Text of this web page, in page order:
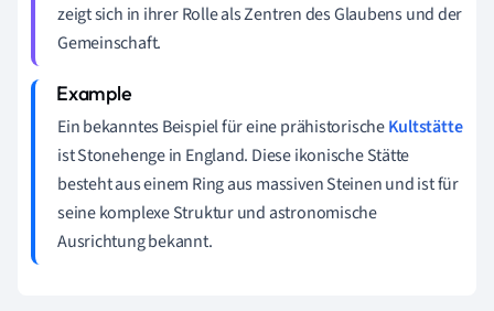
zeigt sich in ihrer Rolle als Zentren des Glaubens und der
Gemeinschaft.
Ein bekanntes Beispiel für eine prähistorischeKultstätte
ist Stonehenge in England. Diese ikonische Stätte
besteht aus einem Ring aus massiven Steinen und ist für
seine komplexe Struktur und astronomische
Ausrichtung bekannt.